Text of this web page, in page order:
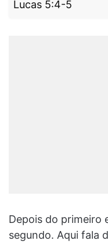
Lucas 5:4-5
Depois do primeiro
segundo. Aqui fala